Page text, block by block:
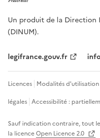
Un produit de la Direction
(DINUM).
legifrance.gouv.fr
Licences Modalités d'utilisation
légales Accessibilité :
Sauf indication contraire, tout
la licenceOpen Licence 2.0